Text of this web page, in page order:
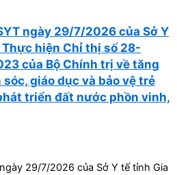
ngày 29/7/2026 của Sở Y
hiện Chỉ thị số 28-
của Bộ Chính trị về tăng
giáo dục và bảo vệ trẻ
triển đất nước phồn vinh,
29/7/2026 của Sở Y tế tỉnh Gia